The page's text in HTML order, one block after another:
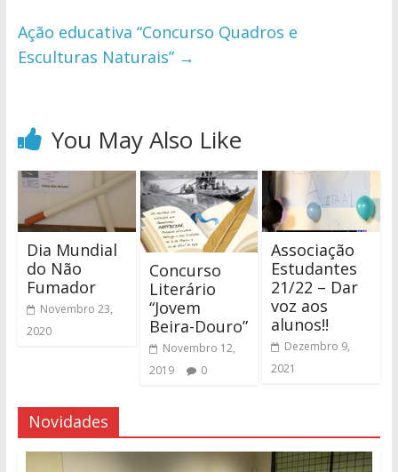
Ação educativa “Concurso Quadros e
Esculturas Naturais” →
You May Also Like
Dia Mundial
do Não
Fumador
Novembro 23,
2020
Concurso
Literário
“Jovem
Beira-Douro”
Novembro 12,
2019
0
Associação
Estudantes
21/22 – Dar
voz aos
alunos!!
Dezembro 9,
2021
Novidades